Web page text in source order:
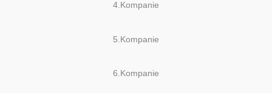
4.Kompanie
5.Kompanie
6.Kompanie